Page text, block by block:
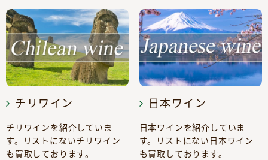
チリワイン
チリワインを紹介していま
す。リストにないチリワイン
も買取しております。
日本ワイン
日本ワインを紹介していま
す。リストにない日本ワイン
も買取しております。